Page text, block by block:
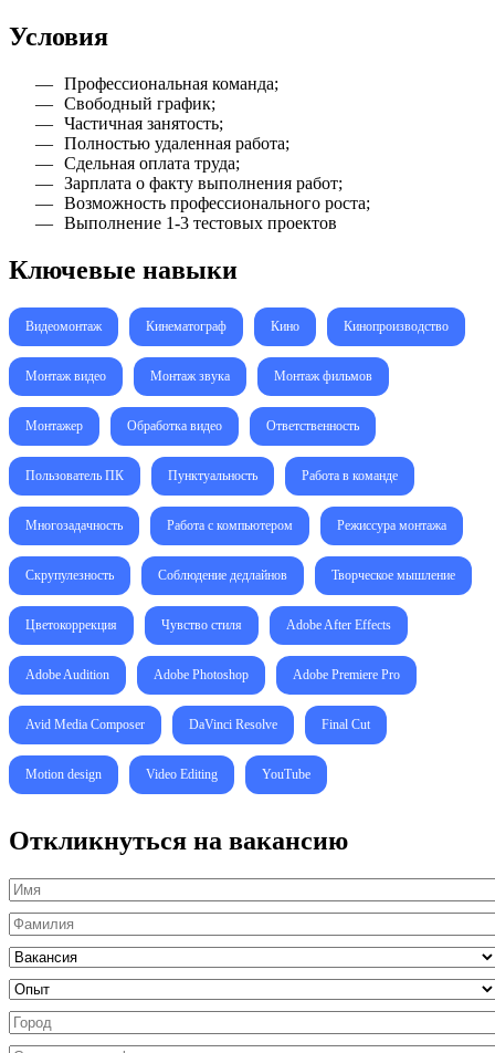
Условия
Профессиональная команда;
Свободный график;
Частичная занятость;
Полностью удаленная работа;
Сдельная оплата труда;
Зарплата о факту выполнения работ;
Возможность профессионального роста;
Выполнение 1-3 тестовых проектов
Ключевые навыки
Видеомонтаж Кинематограф Кино Кинопроизводство
Монтаж видео Монтаж звука Монтаж фильмов
Монтажер Обработка видео Ответственность
Пользователь ПК Пунктуальность Работа в команде
Многозадачность Работа с компьютером Режиссура монтажа
Скрупулезность Соблюдение дедлайнов Творческое мышление
Цветокоррекция Чувство стиля Adobe After Effects
Adobe Audition Adobe Photoshop Adobe Premiere Pro
Avid Media Composer DaVinci Resolve Final Cut
Motion design Video Editing YouTube
Откликнуться на вакансию